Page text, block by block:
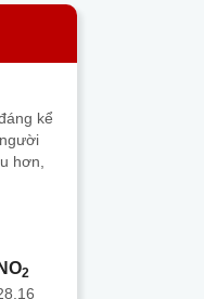
kể
hơn,
NO2